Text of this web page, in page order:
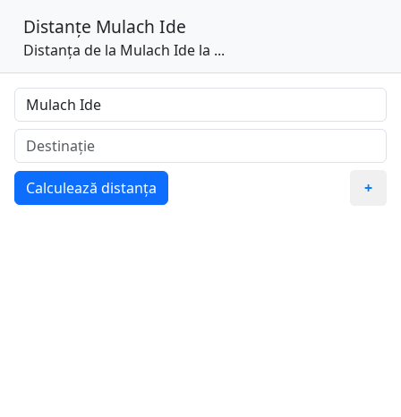
Distanțe Mulach Ide
Distanța de la Mulach Ide la ...
Calculează distanța +